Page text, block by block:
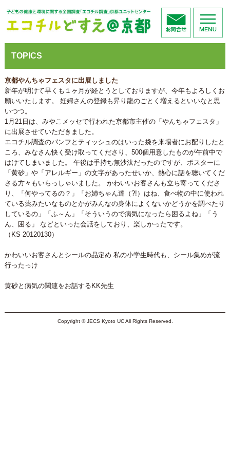
TOPICS
京都やんちゃフェスタに出展しました
新年が明けて早くも１ヶ月が経とうとしておりますが、今年もよろしくお
願いいたします。 妊婦さんの登録も昇り龍のごとく増えるといいなと思
いつつ。
1月21日は、みやこメッセで行われた京都市主催の「やんちゃフェスタ」
に出展させていただきました。
エコチル調査のパンフとティッシュのはいった袋を来場者にお配りしたと
ころ、みなさん快く受け取ってくださり、500個用意したものが午前中で
はけてしまいました。 午後は手持ち無沙汰だったのですが、ポスターに
「黄砂」や「アレルギー」の文字があったせいか、熱心に話を聴いてくだ
さる方々もいらっしゃいました。 かわいいお客さんも立ち寄ってくださ
り、「何やってるの？」「お姉ちゃん達（?!）はね、食べ物の中に使われ
ている薬みたいなものとかがみんなの身体によくないかどうかを調べたり
しているの」「ふ～ん」「そういうので病気になったら困るよね」「う
ん、困る」 などといった会話をしており、楽しかったです。
（KS 20120130）
かわいいお客さんとシールの品定め 私の小学生時代も、シール集めが流
行ったっけ
黄砂と病気の関連をお話するKK先生
Copyright © JECS Kyoto UC All Rights Reserved.